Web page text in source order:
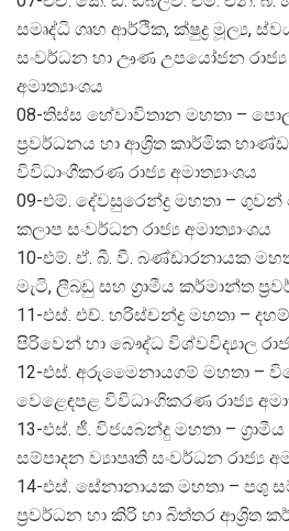
සමෘද්ධි ගෘහ ආර්ථික, ක්ෂුද්‍ර මූල්‍ය,
සංවර්ධන හා ඌණ උපයෝජන රාජ්‍ය
අමාත්‍යාංශය
08-තිස්ස හේවාවිතාන මහතා –
ප්‍රවර්ධනය හා ආශ්‍රිත කාර්මික
විවිධාංගීකරණ රාජ්‍ය අමාත්‍යාංශය
09-එම්. දේවසුරෙන්ද්‍ර මහතා –
කලාප සංවර්ධන රාජ්‍ය අමාත්‍යාංශය
10-එම්. ඒ. බී. වී. බණ්ඩාරනායක
මැටි, ලීබඩු සහ ග්‍රාමීය කර්මාන්ත
11-එස්. එච්. හරිස්චන්ද්‍ර මහතා –
පිරිවෙන් හා බෞද්ධ විශ්වවිද්‍යාල
12-එස්. අරුමෛනායගම් මහතා –
වෙළෙඳපළ විවිධාංගිකරණ රාජ්‍ය
13-එස්. ජී. විජයබන්දු මහතා – ග්‍රාමීය
සම්පාදන ව්‍යාපෘති සංවර්ධන රාජ්‍ය
14-එස්. සේනානායක මහතා – පශු
ප්‍රවර්ධන හා කිරි හා බිත්තර ආශ්‍රිත